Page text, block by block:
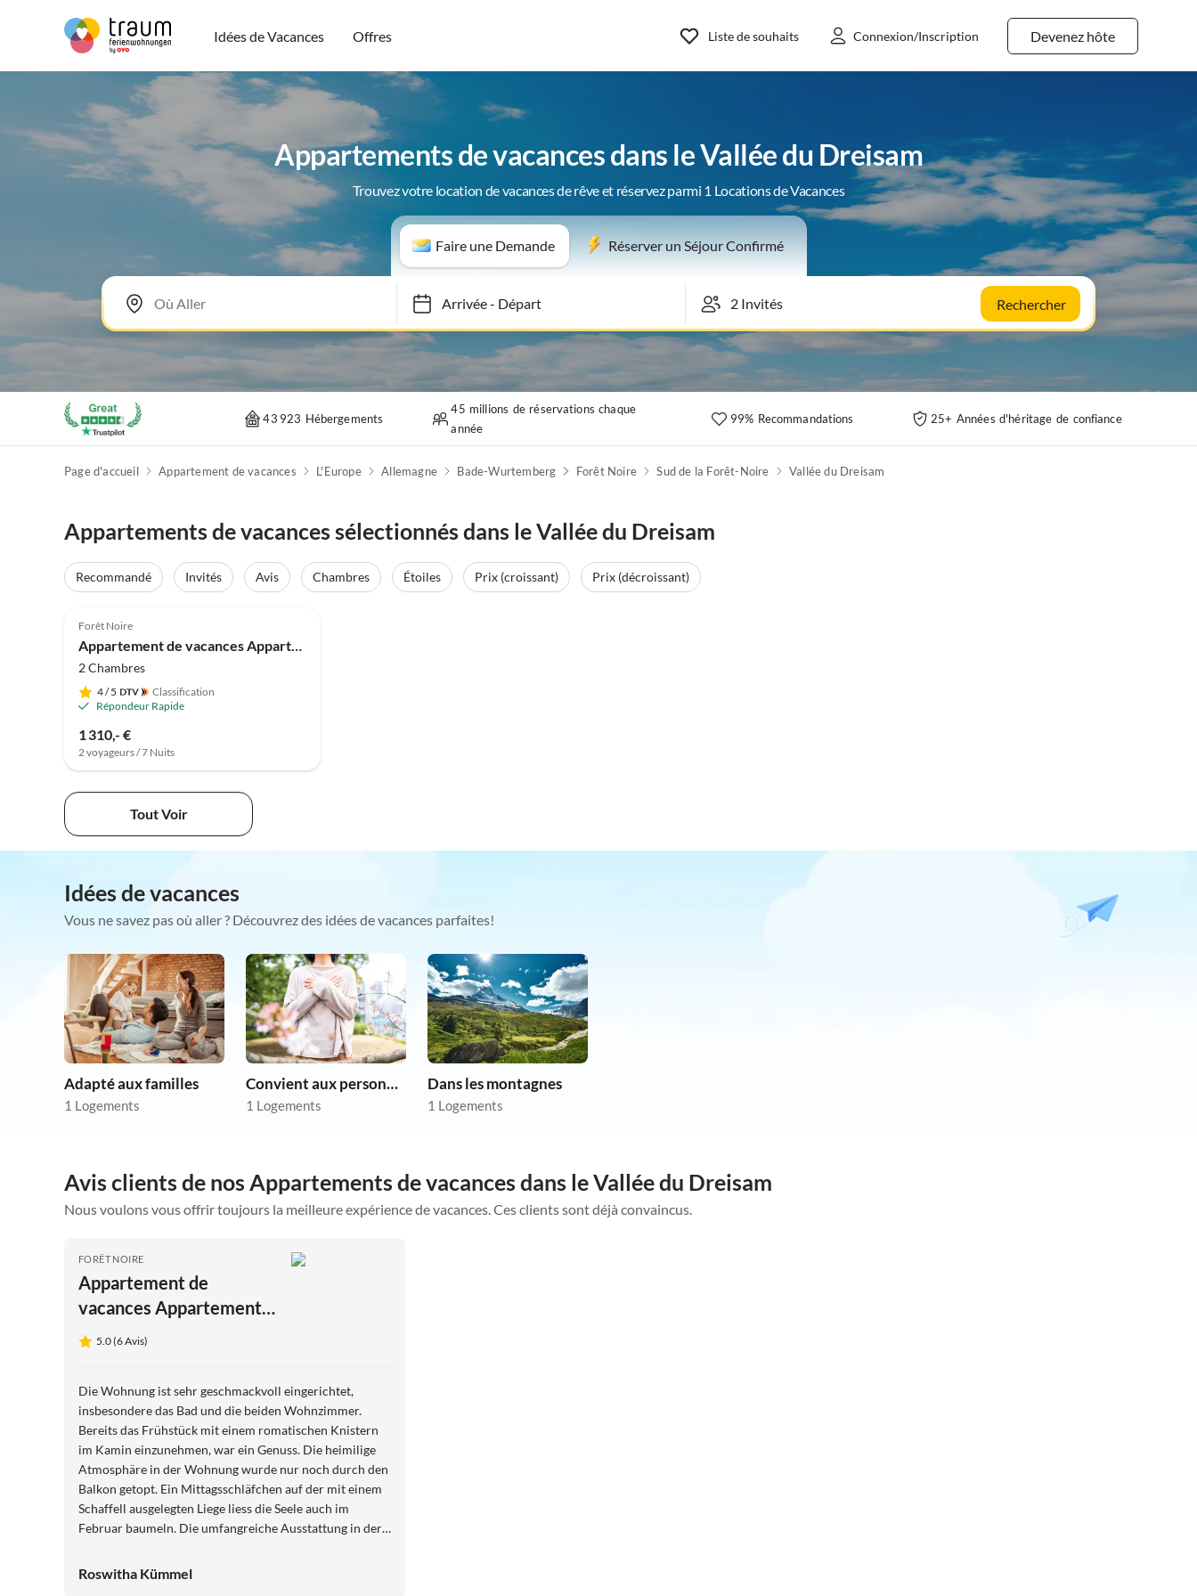
Idées de Vacances Offres Devenez hôte
Liste de souhaits Connexion/Inscription
Appartements de vacances dans le Vallée du Dreisam
Trouvez votre location de vacances de rêve et réservez parmi 1 Locations de Vacances
Faire une Demande Réserver un Séjour Confirmé
Arrivée-Départ Rechercher
43 923 Hébergements
45 millions de réservations chaque
année
99% Recommandations 25+ Années d'héritage de confiance
Page d'accueil Appartement de vacances L'Europe Allemagne Bade-Wurtemberg Forêt Noire Sud de la Forêt-Noire Vallée du Dreisam
Appartements de vacances sélectionnés dans le Vallée du Dreisam
Recommandé Invités Avis Chambres Étoiles Prix (croissant)
Prix (décroissant)
Forêt Noire
Appartement de vacances Appartement de campagne avec vue sur le Feldberg
2 Chambres
4/ 5
Classification
Répondeur Rapide
1 310,- €
2 voyageurs / 7 Nuits
Tout Voir
Idées de vacances
Vous ne savez pas où aller ? Découvrez des idées de vacances parfaites!
Adapté aux familles
1 Logements
Convient aux personnes allergiques
1 Logements
Dans les montagnes
1 Logements
Avis clients de nos Appartements de vacances dans le Vallée du Dreisam
Nous voulons vous offrir toujours la meilleure expérience de vacances. Ces clients sont déjà convaincus.
FORÊT NOIRE
Appartement de
vacances Appartement
de campagne avec vue
5.0 (6 Avis)
Die Wohnung ist sehr geschmackvoll eingerichtet,
insbesondere das Bad und die beiden Wohnzimmer.
Bereits das Frühstück mit einem romatischen Knistern
im Kamin einzunehmen, war ein Genuss. Die heimilige
Atmosphäre in der Wohnung wurde nur noch durch den
Balkon getopt. Ein Mittagsschläfchen auf der mit einem
Schaffell ausgelegten Liege liess die Seele auch im
Februar baumeln. Die umfangreiche Ausstattung in der
toller Gastgeber, der sein Handwerk versteht. Er hat die
Roswitha Kümmel